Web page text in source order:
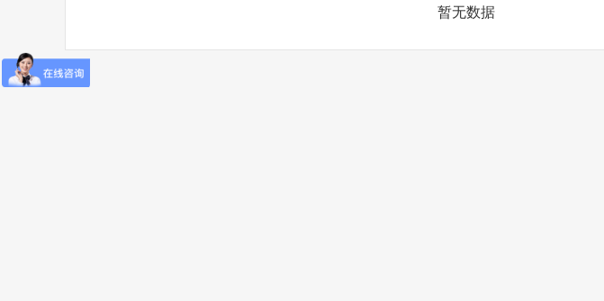
暂无数据